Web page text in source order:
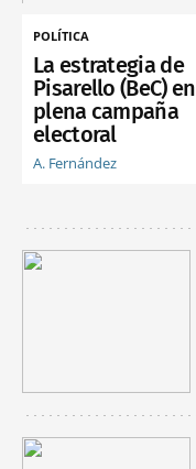
POLÍTICA
La estrategia de
Pisarello (BeC) en
plena campaña
electoral
A. Fernández